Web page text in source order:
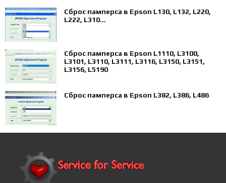
Сброс памперса в Epson L130, L132, L220,
L222, L310...
Сброс памперса в Epson L1110, L3100,
L3101, L3110, L3111, L3116, L3150, L3151,
L3156, L5190
Сброс памперса в Epson L382, L386, L486